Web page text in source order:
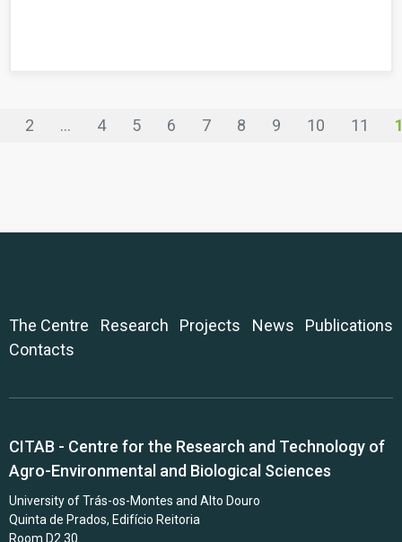
2 ... 4 5 6 7 8 9 10 11
The Centre Research Projects News
Publications
Contacts
CITAB - Centre for the Research and Technology of
Agro-Environmental and Biological Sciences
University of Trás-os-Montes and Alto Douro
Quinta de Prados, Edifício Reitoria
Room D2.30